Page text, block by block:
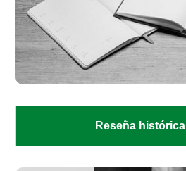
Reseña histórica